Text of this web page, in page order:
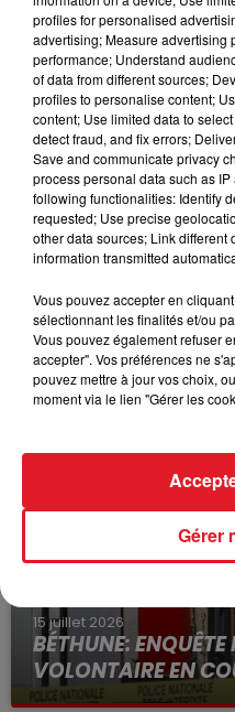
-se rendre dans un lieu
-un motif familial
-l’activité physique
de compagnie et la
personnes regroupées
une durée maximale
5 kilomètres autour du
Le préfet du Nord Michel
renforts de police et de
des contrôles.
FIL D'ACTUS
15 juillet 2026
BÉTHUNE:
VOLONTAIRE EN
Selon les premiers
profiles for personalised
advertising; Measure advertising
performance; Understand
of data from different sources;
profiles to personalise content;
content; Use limited data to
detect fraud, and fix errors;
Save and communicate privacy
process personal data such as
following functionalities: Identify
requested; Use precise
other data sources; Link different
information transmitted
Vous pouvez accepter en
sélectionnant les finalités et/ou
Vous pouvez également refuser
accepter". Vos préférences ne
pouvez mettre à jour vos choix,
moment via le lien "Gérer les
Gérer